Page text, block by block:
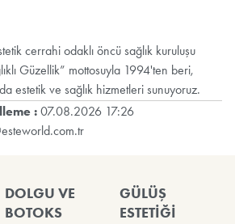
cerrahi odaklı öncü sağlık kuruluşu
Güzellik” mottosuyla 1994'ten beri,
estetik ve sağlık hizmetleri sunuyoruz.
: 07.08.2026 17:26
DOLGU VE
BOTOKS
GÜLÜŞ
ESTETİĞİ